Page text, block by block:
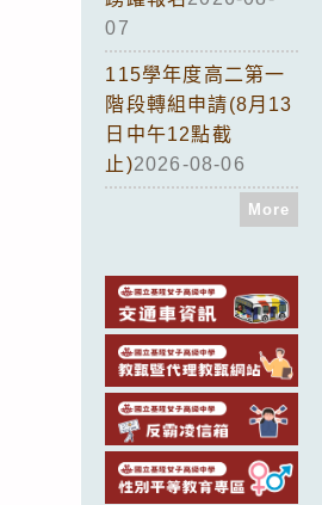
07
115學年度高二第一
階段轉組申請(8月13
日中午12點截
止)2026-08-06
More